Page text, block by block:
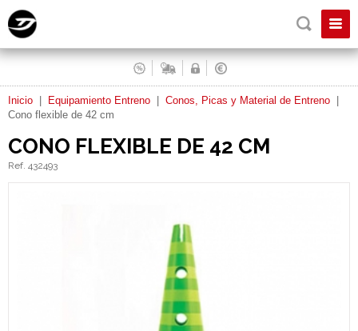
Inicio Equipamiento Entreno Conos, Picas y Material de Entreno
Cono flexible de 42 cm
CONO FLEXIBLE DE 42 CM
Ref. 432493